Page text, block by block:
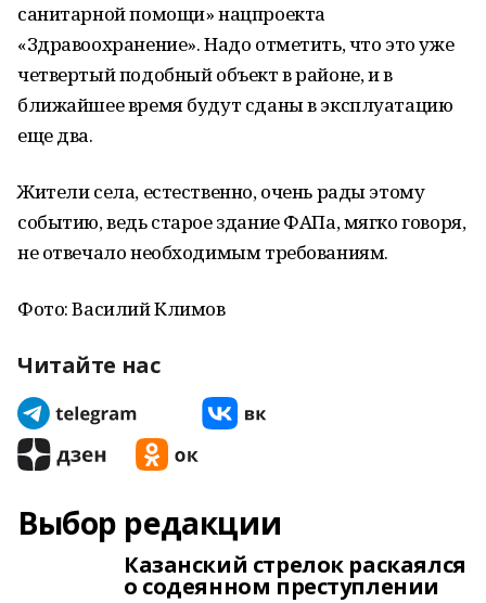
санитарной помощи» нацпроекта
«Здравоохранение». Надо отметить, что это уже
четвертый подобный объект в районе, и в
ближайшее время будут сданы в эксплуатацию
еще два.
Жители села, естественно, очень рады этому
событию, ведь старое здание ФАПа, мягко говоря,
не отвечало необходимым требованиям.
Фото: Василий Климов
Читайте нас
Выбор редакции
Казанский стрелок раскаялся
о содеянном преступлении